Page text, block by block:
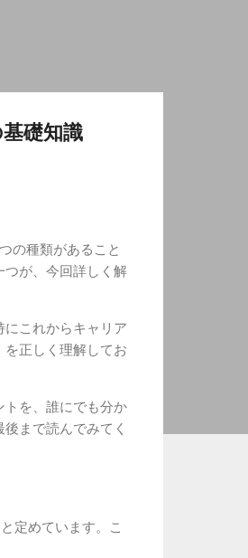
礎知識
の種類があること
つが、今回詳しく解
にこれからキャリア
正しく理解してお
トを、誰にでも分か
まで読んでみてく
定めています。こ